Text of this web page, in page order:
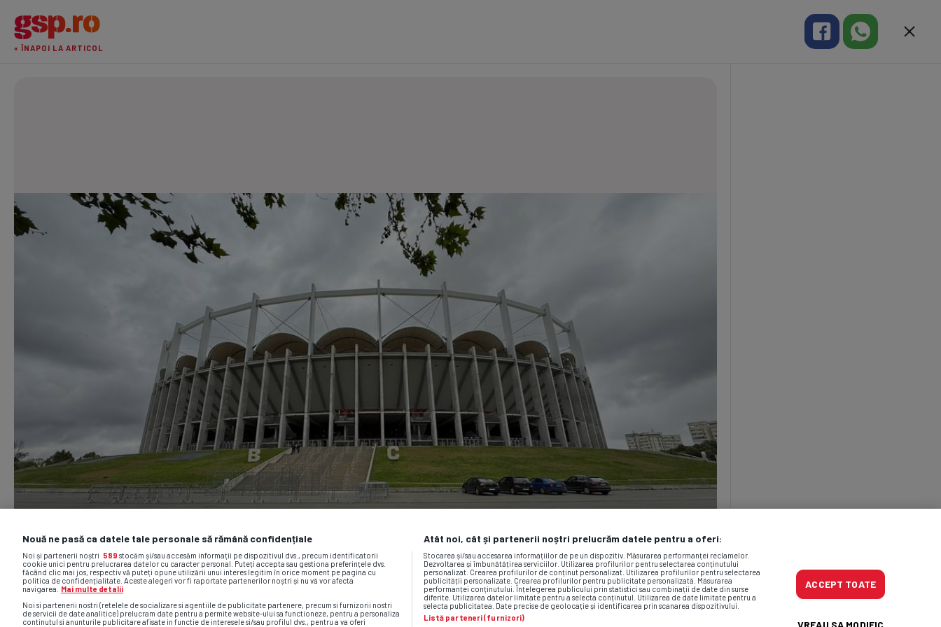
« ÎNAPOI LA ARTICOL
Nouă ne pasă ca datele tale personale să rămână confidențiale
Noi și partenerii noștri 589 stocăm și/sau accesăm informații pe dispozitivul dvs., precum identificatorii
cookie unici pentru prelucrarea datelor cu caracter personal. Puteți accepta sau gestiona preferințele dvs.
făcând clic mai jos, respectiv vă puteți opune utilizării unui interes legitim în orice moment pe pagina cu
politica de confidențialitate. Aceste alegeri vor fi raportate partenerilor noștri și nu vă vor afecta
navigarea.
Mai multe detalii
Noi si partenerii nostri (retelele de socializare si agentiile de publicitate partenere, precum si furnizorii nostri
de servicii de date analitice) prelucram date pentru a permite website-ului sa functioneze, pentru a personaliza
continutul si anunturile publicitare afisate in functie de interesele si/sau profilul dvs., pentru a va oferi
Atât noi, cât și partenerii noștri prelucrăm datele pentru a oferi:
Stocarea și/sau accesarea informațiilor de pe un dispozitiv. Măsurarea performanței reclamelor.
Dezvoltarea și îmbunătățirea serviciilor. Utilizarea profilurilor pentru selectarea conținutului
personalizat. Crearea profilurilor de conținut personalizat. Utilizarea profilurilor pentru selectarea
publicității personalizate. Crearea profilurilor pentru publicitate personalizată. Măsurarea
performanței conținutului. Înțelegerea publicului prin statistici sau combinații de date din surse
diferite. Utilizarea datelor limitate pentru a selecta conținutul. Utilizarea de date limitate pentru a
selecta publicitatea. Date precise de geolocație și identificarea prin scanarea dispozitivului.
Listă parteneri (furnizori)
ACCEPT TOATE
VREAU SA MODIFIC